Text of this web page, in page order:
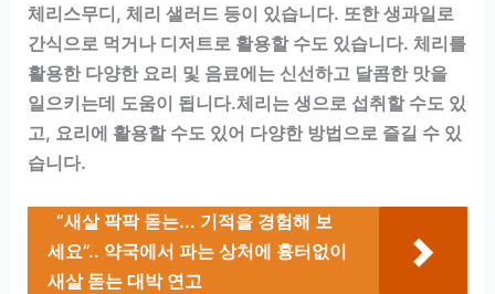
체리스무디, 체리 샐러드 등이 있습니다. 또한 생과일로
간식으로 먹거나 디저트로 활용할 수도 있습니다. 체리를
활용한 다양한 요리 및 음료에는 신선하고 달콤한 맛을
일으키는데 도움이 됩니다.체리는 생으로 섭취할 수도 있
고, 요리에 활용할 수도 있어 다양한 방법으로 즐길 수 있
습니다.
“새살 팍팍 돋는... 기적을 경험해 보
세요”.. 약국에서 파는 상처에 흉터없이
새살 돋는 대박 연고